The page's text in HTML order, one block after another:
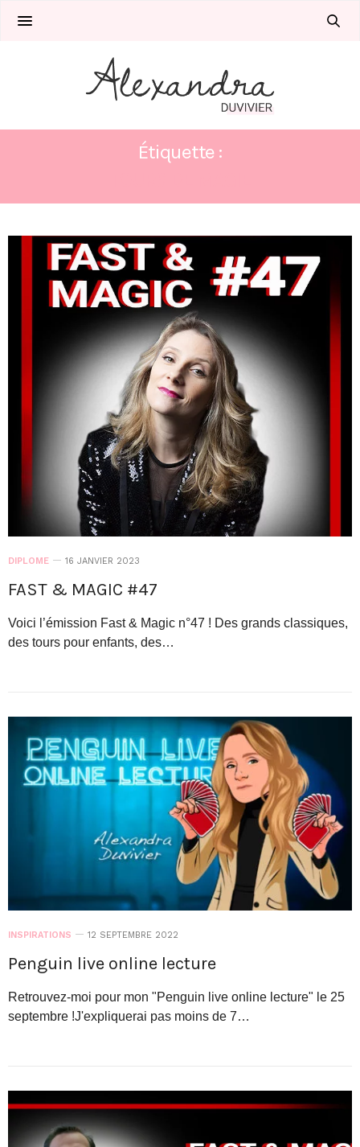
Étiquette :
DIPLOME 16 JANVIER 2023
FAST & MAGIC #47
Voici l’émission Fast & Magic n°47 ! Des grands classiques,
des tours pour enfants, des…
INSPIRATIONS 12 SEPTEMBRE 2022
Penguin live online lecture
Retrouvez-moi pour mon "Penguin live online lecture" le 25
septembre !J'expliquerai pas moins de 7…